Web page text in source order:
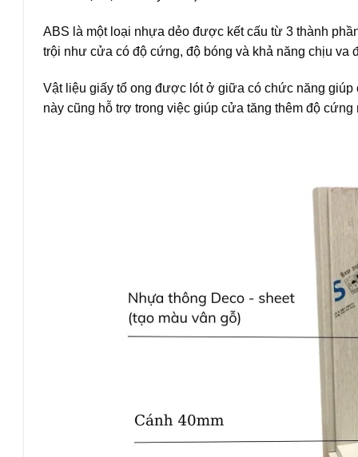
ABS là một loại nhựa dẻo được kết cấu từ 3 thành
trội như cửa có độ cứng, độ bóng và khả năng chịu va
Vật liệu giấy tổ ong được lót ở giữa có chức năng
này cũng hỗ trợ trong việc giúp cửa tăng thêm độ